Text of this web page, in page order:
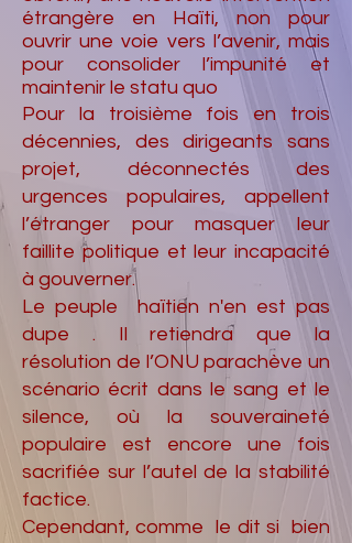
étrangère en Haïti, non pour
ouvrir une voie vers l’avenir, mais
pour consolider l’impunité et
maintenir le statu quo
Pour la troisième fois en trois
décennies, des dirigeants sans
projet, déconnectés des
urgences populaires, appellent
l’étranger pour masquer leur
faillite politique et leur incapacité
à gouverner.
Le peuple haïtien n'en est pas
dupe . Il retiendra que la
résolution de l’ONU parachève un
scénario écrit dans le sang et le
silence, où la souveraineté
populaire est encore une fois
sacrifiée sur l’autel de la stabilité
factice.
Cependant, comme le dit si bien